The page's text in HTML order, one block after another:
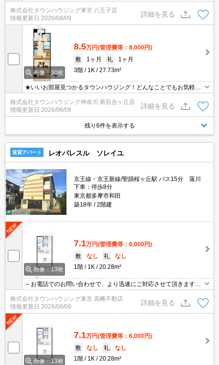
２店舗どちらでもご対応可能！
株式会社タウンハウジング東京 八王子店
情報更新日 2026/08/09
詳細を見る
画像：30枚
8.5万円(管理費等：8,000円)
敷
1ヶ月 礼
1ヶ月
3階
1K 27.73m²
★いいお部屋見つかるタウンハウジング！どんなことでもお気軽に
ご相談ください♪★
株式会社タウンハウジング神奈川 新百合ヶ丘店
情報更新日 2026/08/08
詳細を見る
残り6件を表示する
賃貸アパート レオパレスル ソレイユ
京王線・京王新線/聖蹟桜ヶ丘駅 バス15分 落川
下車：停歩8分
東京都多摩市和田
築18年
2階建
画像：13枚
7.1万円(管理費等：6,000円)
敷
なし 礼
なし
1階
1K 20.28m²
～お電話でのお問い合わせで、より迅速にご対応させて頂きます～
地域密着タウンハウジングまで～
株式会社タウンハウジング東京 高幡不動店
情報更新日 2026/08/09
詳細を見る
画像：13枚
7.1万円(管理費等：6,000円)
敷
なし 礼
なし
1階
1K 20.28m²